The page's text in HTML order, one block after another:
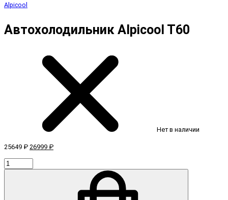
Alpicool
Автохолодильник Alpicool T60
Нет в наличии
25649 ₽ 26999 ₽